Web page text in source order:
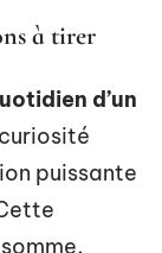
à tirer
d’un
puissante